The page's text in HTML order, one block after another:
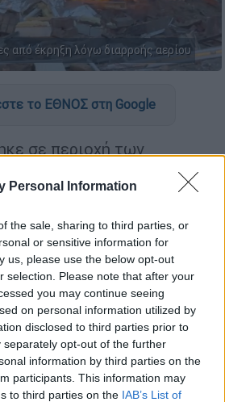
Personal Information
the sale, sharing to third parties, or
or sensitive information for
us, please use the below opt-out
selection. Please note that after your
you may continue seeing
on personal information utilized by
disclosed to third parties prior to
separately opt-out of the further
information by third parties on the
participants. This information may
to third parties on the IAB’s List of
από έκρηξη λόγω διαρροής αερίου
το ΕΘΝΟΣ στη Google
σε περιοχή των
από διαρροή αερίου σε
τραυματίστηκαν ελαφρά
15:56
βοήθεια από τον
τα
τη συνάντηση